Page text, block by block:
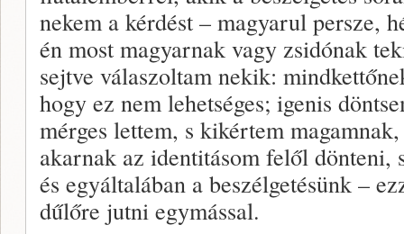
nekem a kérdést – magyarul persze,
én most magyarnak vagy zsidónak
sejtve válaszoltam nekik:
hogy ez nem lehetséges; igenis
mérges lettem, s kikértem
akarnak az identitásom felől
és egyáltalában a beszélgetésünk –
dűlőre jutni egymással.